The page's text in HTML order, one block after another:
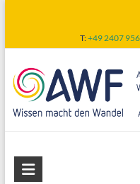
content
T:+49 2407
AWF